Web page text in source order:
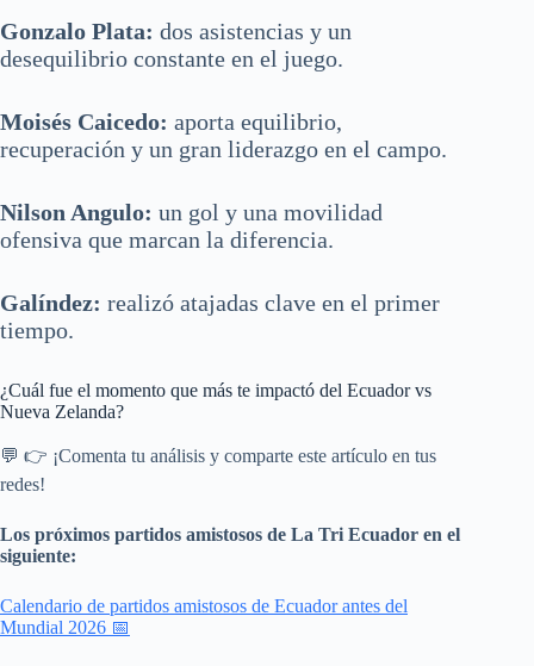
Gonzalo Plata: dos asistencias y un
desequilibrio constante en el juego.
Moisés Caicedo: aporta equilibrio,
recuperación y un gran liderazgo en el campo.
Nilson Angulo: un gol y una movilidad
ofensiva que marcan la diferencia.
Galíndez: realizó atajadas clave en el primer
tiempo.
¿Cuál fue el momento que más te impactó del Ecuador vs
Nueva Zelanda?
💬 👉 ¡Comenta tu análisis y comparte este artículo en tus
redes!
Los próximos partidos amistosos de La Tri Ecuador en el
siguiente:
Calendario de partidos amistosos de Ecuador antes del
Mundial 2026 📅